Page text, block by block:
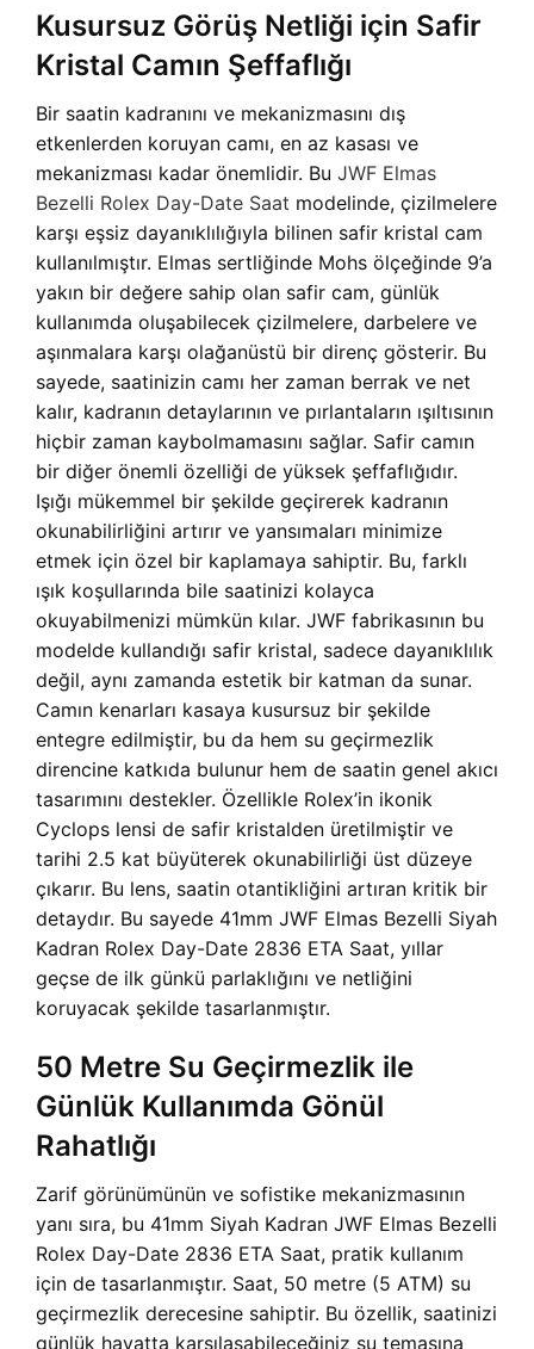
Kusursuz Görüş Netliği için Safir
Kristal Camın Şeffaflığı
Bir saatin kadranını ve mekanizmasını dış
etkenlerden koruyan camı, en az kasası ve
mekanizması kadar önemlidir. Bu JWF Elmas
Bezelli Rolex Day-Date Saat modelinde, çizilmelere
karşı eşsiz dayanıklılığıyla bilinen safir kristal cam
kullanılmıştır. Elmas sertliğinde Mohs ölçeğinde 9’a
yakın bir değere sahip olan safir cam, günlük
kullanımda oluşabilecek çizilmelere, darbelere ve
aşınmalara karşı olağanüstü bir direnç gösterir. Bu
sayede, saatinizin camı her zaman berrak ve net
kalır, kadranın detaylarının ve pırlantaların ışıltısının
hiçbir zaman kaybolmamasını sağlar. Safir camın
bir diğer önemli özelliği de yüksek şeffaflığıdır.
Işığı mükemmel bir şekilde geçirerek kadranın
okunabilirliğini artırır ve yansımaları minimize
etmek için özel bir kaplamaya sahiptir. Bu, farklı
ışık koşullarında bile saatinizi kolayca
okuyabilmenizi mümkün kılar. JWF fabrikasının bu
modelde kullandığı safir kristal, sadece dayanıklılık
değil, aynı zamanda estetik bir katman da sunar.
Camın kenarları kasaya kusursuz bir şekilde
entegre edilmiştir, bu da hem su geçirmezlik
direncine katkıda bulunur hem de saatin genel akıcı
tasarımını destekler. Özellikle Rolex’in ikonik
Cyclops lensi de safir kristalden üretilmiştir ve
tarihi 2.5 kat büyüterek okunabilirliği üst düzeye
çıkarır. Bu lens, saatin otantikliğini artıran kritik bir
detaydır. Bu sayede 41mm JWF Elmas Bezelli Siyah
Kadran Rolex Day-Date 2836 ETA Saat, yıllar
geçse de ilk günkü parlaklığını ve netliğini
koruyacak şekilde tasarlanmıştır.
50 Metre Su Geçirmezlik ile
Günlük Kullanımda Gönül
Rahatlığı
Zarif görünümünün ve sofistike mekanizmasının
yanı sıra, bu 41mm Siyah Kadran JWF Elmas Bezelli
Rolex Day-Date 2836 ETA Saat, pratik kullanım
için de tasarlanmıştır. Saat, 50 metre (5 ATM) su
geçirmezlik derecesine sahiptir. Bu özellik, saatinizi
günlük hayatta karşılaşabileceğiniz su temasına